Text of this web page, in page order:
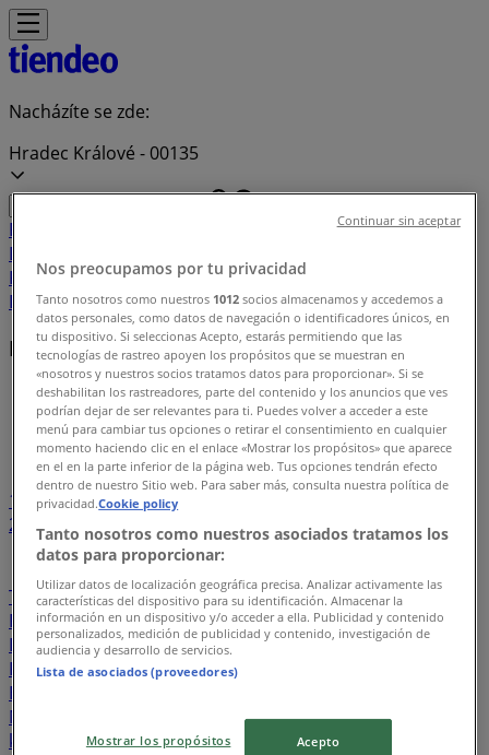
Nacházíte se zde:
Hradec Králové - 00135
Featured
Oblečení, Obuv a
Doplňky
KosmetikaSportHobbyAuto, Moto a Náhradní
DílyRestauraceBanky a Služeb
Nejbližší obchody
Tiendeo v Hradec Králové»
Seznam obchodů v Hradec Králové
1
...
2
456
Sparkys
Terranova
Eiffel Optic Rock Point Tchibo
Jamall
Fann Parfumerie
UGO CK Victoria COS
Mary Kay
Intimissimi
Triumph Rituals Sephora
Mango
Košík
SAM 73 Xiaomi 4home
Baťa
Nordblanc
SEVT IDEA nábytek
klub
House F&F Nespresso Humanic
Nos preocupamos por tu privacidad
Tanto nosotros como nuestros 1012 socios almacenamos y accedemos a
datos personales, como datos de navegación o identificadores únicos, en
tu dispositivo. Si seleccionas Acepto, estarás permitiendo que las
tecnologías de rastreo apoyen los propósitos que se muestran en
«nosotros y nuestros socios tratamos datos para proporcionar». Si se
deshabilitan los rastreadores, parte del contenido y los anuncios que ves
podrían dejar de ser relevantes para ti. Puedes volver a acceder a este
menú para cambiar tus opciones o retirar el consentimiento en cualquier
momento haciendo clic en el enlace «Mostrar los propósitos» que aparece
en el en la parte inferior de la página web. Tus opciones tendrán efecto
dentro de nuestro Sitio web. Para saber más, consulta nuestra política de
privacidad.Cookie policy
Tanto nosotros como nuestros asociados tratamos los
datos para proporcionar:
Utilizar datos de localización geográfica precisa. Analizar activamente las
características del dispositivo para su identificación. Almacenar la
información en un dispositivo y/o acceder a ella. Publicidad y contenido
personalizados, medición de publicidad y contenido, investigación de
audiencia y desarrollo de servicios.
Lista de asociados (proveedores)
Mostrar los propósitos Acepto
Continuar sin aceptar